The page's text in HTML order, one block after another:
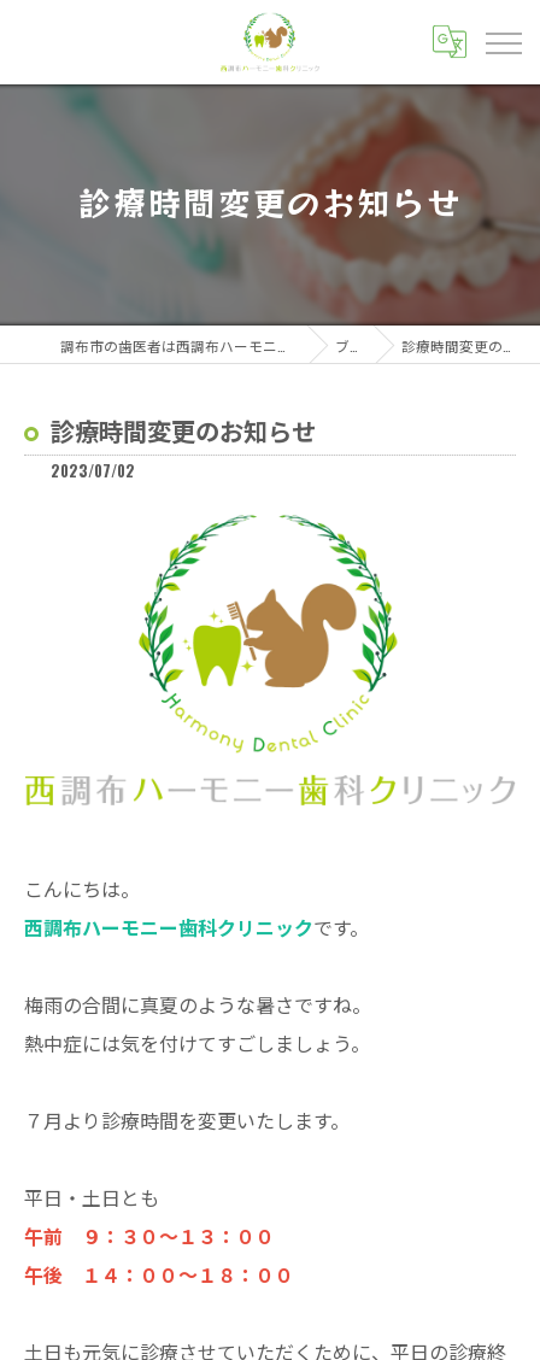
診療時間変更のお知らせ
ブログ 診療時間変更のお知らせ
診療時間変更のお知らせ
2023/07/02
こんにちは。
西調布ハーモニー歯科クリニックです。
梅雨の合間に真夏のような暑さですね。
熱中症には気を付けてすごしましょう。
７月より診療時間を変更いたします。
平日・土日とも
午前 ９：３０～１３：００
午後 １４：００～１８：００
土日も元気に診療させていただくために、平日の診療終